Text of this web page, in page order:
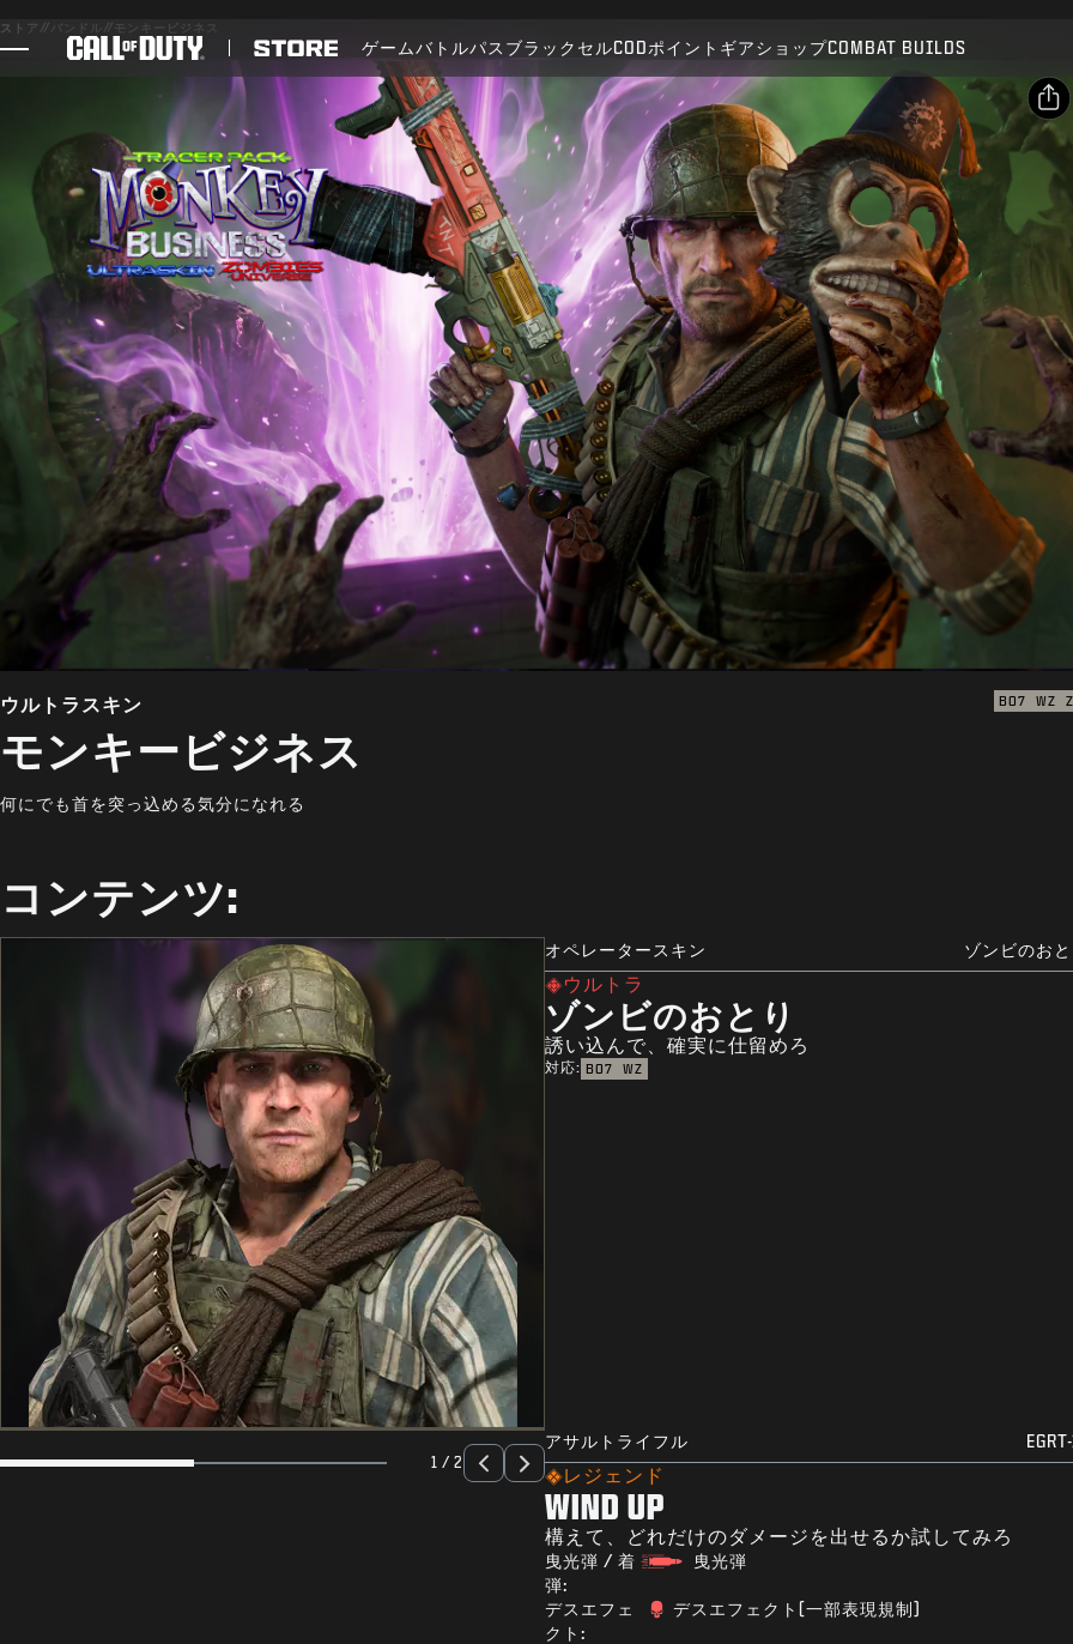
SKIP TO MAIN CONTENT
ESPORTS
ゲームバトルパス ブラックセルCODポイント ギアショップCOMBAT BUILDS
送信
ストア // バンドル //モンキービジネス
購入を確定
キャンセル
Activisionは、このゲーム内コンテンツをいつでも更新、
変更、削除できるものとします
シェア
メールアドレス
Facebook
X
リンクをコピー
ウルトラスキン BO7 WZ
モンキービジネス
何にでも首を突っ込める気分になれる
コンテンツ:
オペレータースキン ゾンビのお
ウルトラ
ゾンビのおとり
誘い込んで、確実に仕留めろ
対応: BO7 WZ
1 / 2
アサルトライフル
レジェンド
WIND UP
構えて、どれだけのダメージを出せるか試してみろ
曳光弾 / 着
弾:
曳光弾
デスエフェ
クト:
デスエフェクト(一部表現規制)